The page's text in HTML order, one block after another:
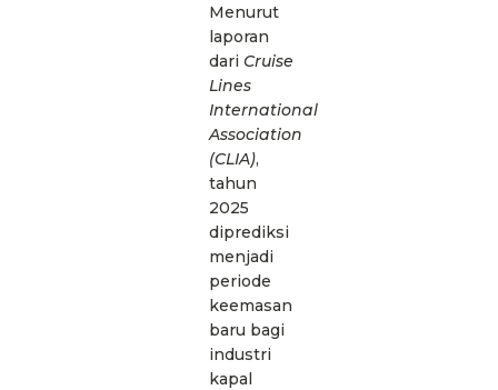
Menurut
laporan
dariCruise
Lines
International
Association
(CLIA),
tahun
2025
diprediksi
menjadi
periode
keemasan
baru bagi
industri
kapal